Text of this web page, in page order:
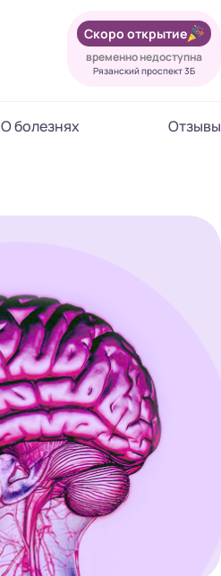
Скоро открытие
временно недоступна
Рязанский проспект 3Б
О болезнях Отзывы